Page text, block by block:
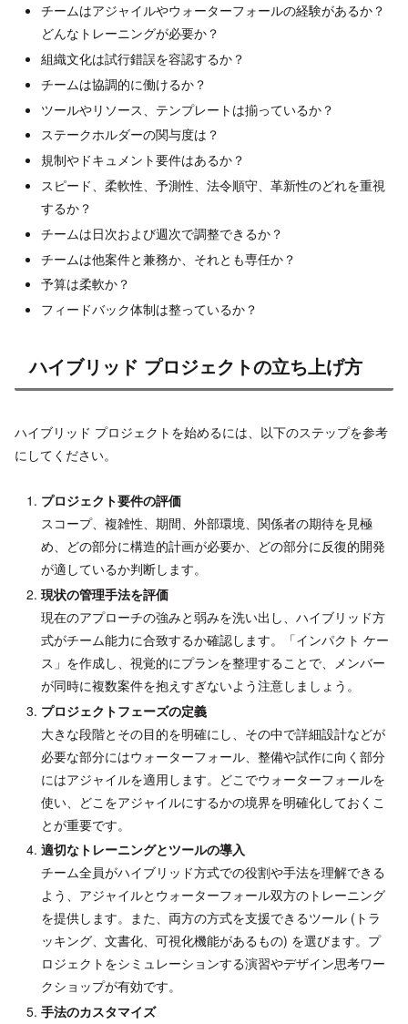
チームはアジャイルやウォーターフォールの経験があるか？
どんなトレーニングが必要か？
組織文化は試行錯誤を容認するか？
チームは協調的に働けるか？
ツールやリソース、テンプレートは揃っているか？
ステークホルダーの関与度は？
規制やドキュメント要件はあるか？
スピード、柔軟性、予測性、法令順守、革新性のどれを重視
するか？
チームは日次および週次で調整できるか？
チームは他案件と兼務か、それとも専任か？
予算は柔軟か？
フィードバック体制は整っているか？
ハイブリッド プロジェクトの立ち上げ方
ハイブリッド プロジェクトを始めるには、以下のステップを参考
にしてください。
プロジェクト要件の評価
スコープ、複雑性、期間、外部環境、関係者の期待を見極
め、どの部分に構造的計画が必要か、どの部分に反復的開発
が適しているか判断します。
現状の管理手法を評価
現在のアプローチの強みと弱みを洗い出し、ハイブリッド方
式がチーム能力に合致するか確認します。「インパクト ケー
ス」を作成し、視覚的にプランを整理することで、メンバー
が同時に複数案件を抱えすぎないよう注意しましょう。
プロジェクトフェーズの定義
大きな段階とその目的を明確にし、その中で詳細設計などが
必要な部分にはウォーターフォール、整備や試作に向く部分
にはアジャイルを適用します。どこでウォーターフォールを
使い、どこをアジャイルにするかの境界を明確化しておくこ
とが重要です。
適切なトレーニングとツールの導入
チーム全員がハイブリッド方式での役割や手法を理解できる
よう、アジャイルとウォーターフォール双方のトレーニング
を提供します。また、両方の方式を支援できるツール (トラ
ッキング、文書化、可視化機能があるもの) を選びます。プ
ロジェクトをシミュレーションする演習やデザイン思考ワー
クショップが有効です。
手法のカスタマイズ